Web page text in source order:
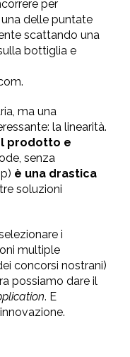
per
delle puntate
scattando una
bottiglia e
ma una
la linearità.
prodotto e
senza
è una drastica
soluzioni
i
multiple
concorsi nostrani)
possiamo dare il
. E